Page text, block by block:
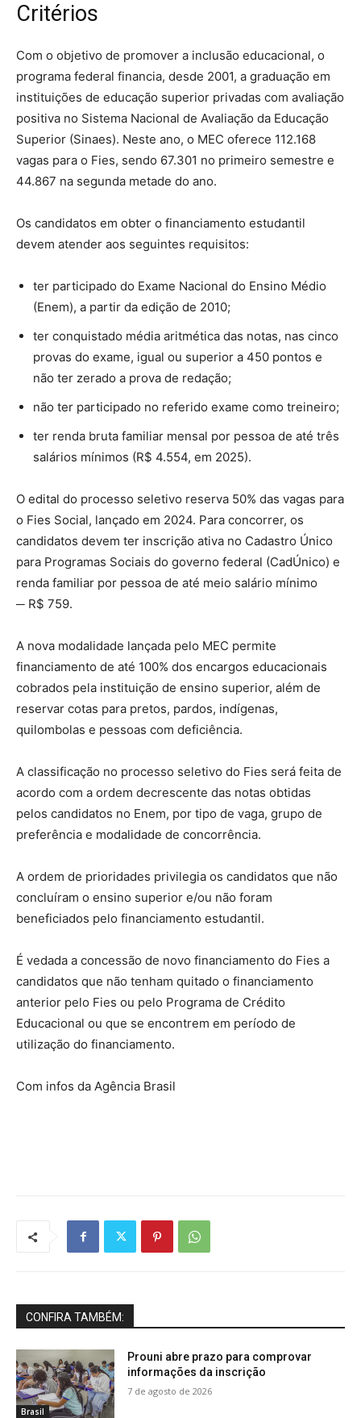
Critérios
Com o objetivo de promover a inclusão educacional, o
programa federal financia, desde 2001, a graduação em
instituições de educação superior privadas com avaliação
positiva no Sistema Nacional de Avaliação da Educação
Superior (Sinaes). Neste ano, o MEC oferece 112.168
vagas para o Fies, sendo 67.301 no primeiro semestre e
44.867 na segunda metade do ano.
Os candidatos em obter o financiamento estudantil
devem atender aos seguintes requisitos:
ter participado do Exame Nacional do Ensino Médio
(Enem), a partir da edição de 2010;
ter conquistado média aritmética das notas, nas cinco
provas do exame, igual ou superior a 450 pontos e
não ter zerado a prova de redação;
não ter participado no referido exame como treineiro;
ter renda bruta familiar mensal por pessoa de até três
salários mínimos (R$ 4.554, em 2025).
O edital do processo seletivo reserva 50% das vagas para
o Fies Social, lançado em 2024. Para concorrer, os
candidatos devem ter inscrição ativa no Cadastro Único
para Programas Sociais do governo federal (CadÚnico) e
renda familiar por pessoa de até meio salário mínimo
─ R$ 759.
A nova modalidade lançada pelo MEC permite
financiamento de até 100% dos encargos educacionais
cobrados pela instituição de ensino superior, além de
reservar cotas para pretos, pardos, indígenas,
quilombolas e pessoas com deficiência.
A classificação no processo seletivo do Fies será feita de
acordo com a ordem decrescente das notas obtidas
pelos candidatos no Enem, por tipo de vaga, grupo de
preferência e modalidade de concorrência.
A ordem de prioridades privilegia os candidatos que não
concluíram o ensino superior e/ou não foram
beneficiados pelo financiamento estudantil.
É vedada a concessão de novo financiamento do Fies a
candidatos que não tenham quitado o financiamento
anterior pelo Fies ou pelo Programa de Crédito
Educacional ou que se encontrem em período de
utilização do financiamento.
Com infos da Agência Brasil
CONFIRA TAMBÉM:
Brasil
Prouni abre prazo para comprovar
informações da inscrição
7 de agosto de 2026